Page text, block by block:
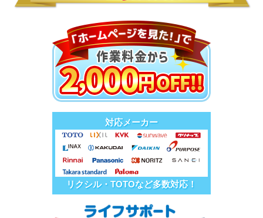
対応メーカー
リクシル・TOTOなど多数対応！